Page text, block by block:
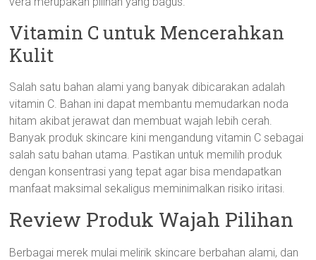
Vitamin C untuk Mencerahkan
Kulit
Salah satu bahan alami yang banyak dibicarakan adalah
vitamin C. Bahan ini dapat membantu memudarkan noda
hitam akibat jerawat dan membuat wajah lebih cerah.
Banyak produk skincare kini mengandung vitamin C sebagai
salah satu bahan utama. Pastikan untuk memilih produk
dengan konsentrasi yang tepat agar bisa mendapatkan
manfaat maksimal sekaligus meminimalkan risiko iritasi.
Review Produk Wajah Pilihan
Berbagai merek mulai melirik skincare berbahan alami, dan